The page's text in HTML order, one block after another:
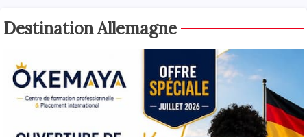
Destination Allemagne